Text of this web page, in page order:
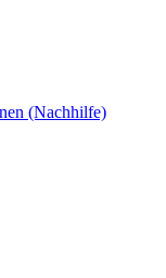
(Nachhilfe)